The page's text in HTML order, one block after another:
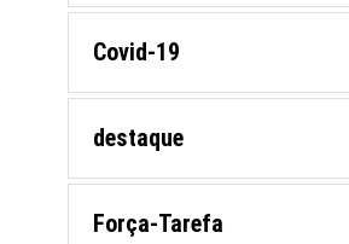
Covid-19
destaque
Força-Tarefa